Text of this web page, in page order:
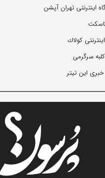
اینترنتی تهران آپشن
كولاك
سرگرمی
خبری این تیتر